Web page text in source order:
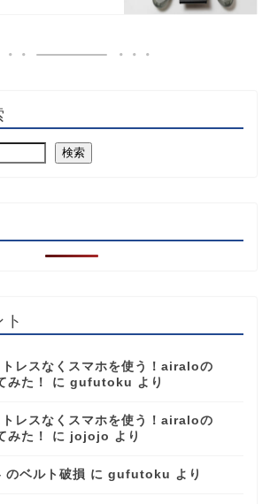
検索
レスなくスマホを使う！airaloの
みた！
に gufutoku より
レスなくスマホを使う！airaloの
みた！
に jojojo より
ベルト破損 に gufutoku より